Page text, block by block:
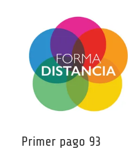
Primer pago 93